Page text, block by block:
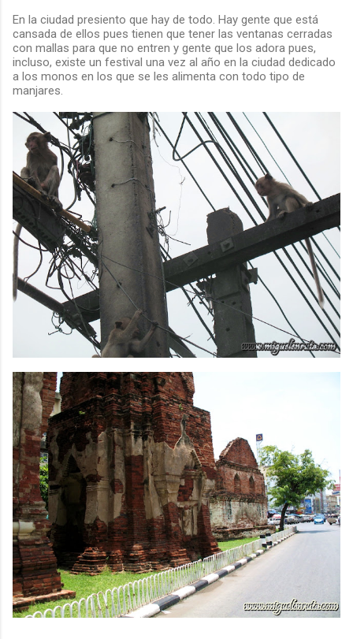
En la ciudad presiento que hay de todo. Hay gente que está
cansada de ellos pues tienen que tener las ventanas cerradas
con mallas para que no entren y gente que los adora pues,
incluso, existe un festival una vez al año en la ciudad dedicado
a los monos en los que se les alimenta con todo tipo de
manjares.